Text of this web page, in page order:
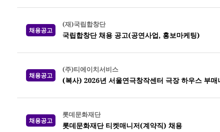
채용공고
(재)국립합창단
국립합창단 채용 공고(공연사업, 홍보마케팅)
채용공고
(주)티에이치서비스
(복사) 2026년 서울연극창작센터 극장 하우스 부
채용공고
롯데문화재단
롯데문화재단 티켓매니저(계약직) 채용